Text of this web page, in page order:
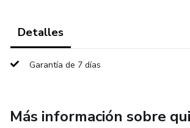
Detalles
Garantía de 7 días
Más información sobre